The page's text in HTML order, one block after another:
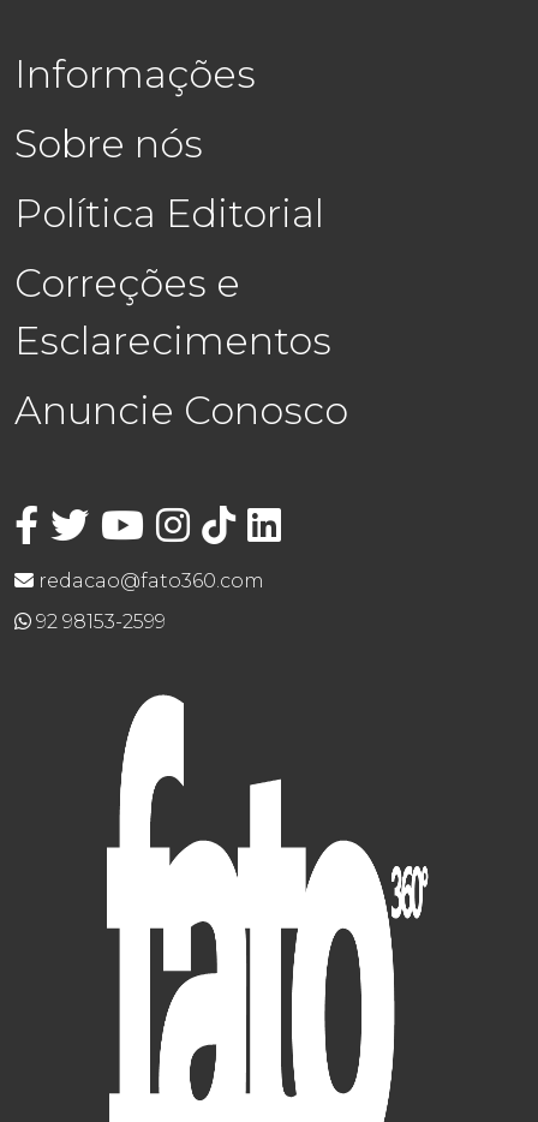
Informações
Sobre nós
Política Editorial
Correções e
Esclarecimentos
Anuncie Conosco
redacao@fato360.com
92 98153-2599